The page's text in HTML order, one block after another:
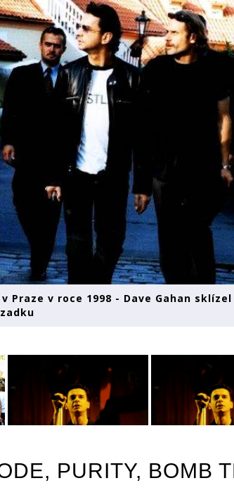
v Praze v roce 1998 - Dave Gahan
, PURITY, BOMB